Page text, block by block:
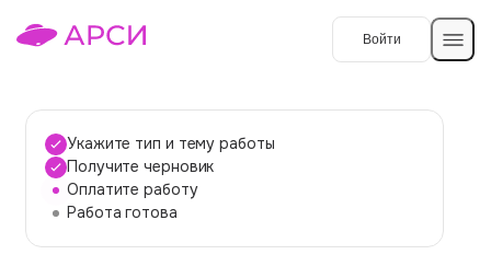
Войти
Темы работ
О сервисе
Укажите тип и тему работы
Получите черновик
Оплатите работу
Работа готова